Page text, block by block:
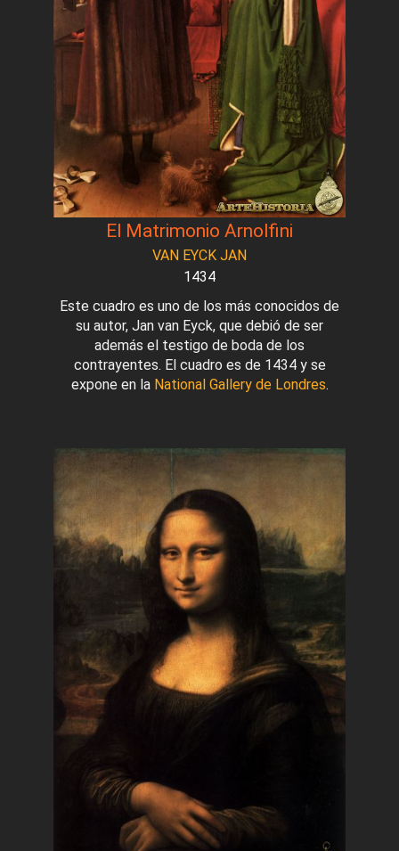
El Matrimonio Arnolfini
VAN EYCK JAN
1434
Este cuadro es uno de los más conocidos de
su autor, Jan van Eyck, que debió de ser
además el testigo de boda de los
contrayentes. El cuadro es de 1434 y se
expone en la National Gallery de Londres.